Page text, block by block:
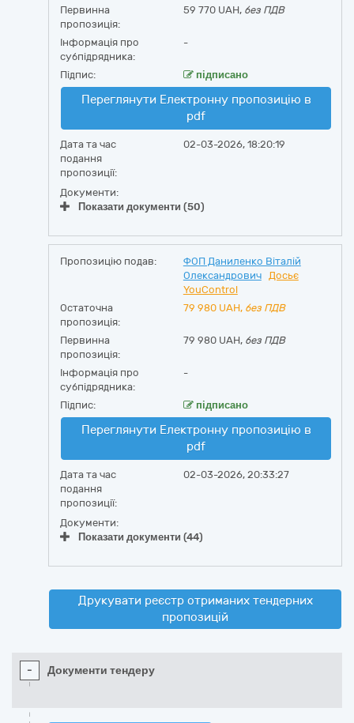
Первинна
пропозиція:
59 770 UAH, без ПДВ
Інформація про
субпідрядника:
-
Підпис: підписано
Переглянути Електронну пропозицію в
pdf
Дата та час
подання
пропозиції:
02-03-2026, 18:20:19
Документи:
Показати документи (50)
Пропозицію подав:
ФОП Даниленко Віталій
Олександрович
Досьє
YouControl
Остаточна
пропозиція:
79 980 UAH, без ПДВ
Первинна
пропозиція:
79 980 UAH, без ПДВ
Інформація про
субпідрядника:
-
Підпис: підписано
Переглянути Електронну пропозицію в
pdf
Дата та час
подання
пропозиції:
02-03-2026, 20:33:27
Документи:
Показати документи (44)
Друкувати реєстр отриманих тендерних
пропозицій
- Документи тендеру